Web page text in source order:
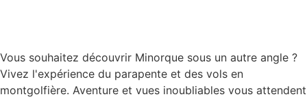
Vous souhaitez découvrir Minorque sous un autre angle ?
Vivez l'expérience du parapente et des vols en
montgolfière. Aventure et vues inoubliables vous attendent